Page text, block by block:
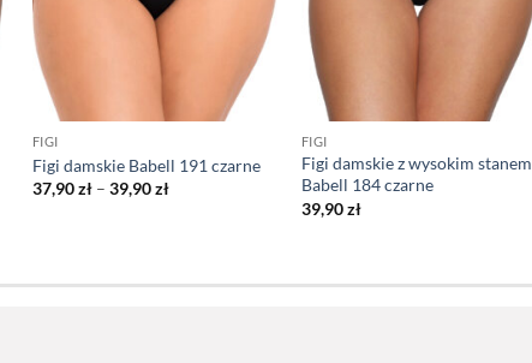
FIGI
Figi damskie Babell 191 czarne
37,90zł – 39,90złZakres
FIGI
Figi damskie z wysokim stanem
Babell 184 czarne
39,90zł